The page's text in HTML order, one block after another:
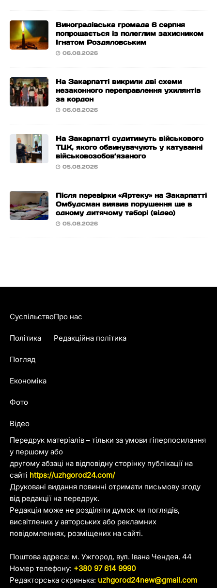
Виноградівська громада 6 серпня
попрощається із полеглим захисником
Ігнатом Роздяловським
06.08.2026
На Закарпатті викрили дві схеми
незаконного переправлення ухилянтів
за кордон
06.08.2026
На Закарпатті судитимуть військового
ТЦК, якого обвинувачують у катуванні
військовозобов’язаного
05.08.2026
Після перевірки «Артеку» на Закарпатті
Омбудсман виявив порушення ще в
одному дитячому таборі (відео)
05.08.2026
Передрук матеріалів – тільки за умови гіперпосилання
у першому або
другому абзаці на відповідну сторінку публікації на
сайті https://uzhgorod24.com/
Друковані видання повинні отримати письмову згоду
від редакції на передрук.
Редакція може не розділяти думок чи поглядів,
висвітлених у авторських або рекламних
повідомленнях, розміщених на сайті.
Поштова адреса: м. Ужгород, вул. Івана Чендея, 44
Номер телефону: +380 97 614 9990
Редакторська скринька: uzhgorod24new@gmail.com
Суспільство
Політика
Погляд
Економіка
Фото
Відео
Про нас
Редакційна політика